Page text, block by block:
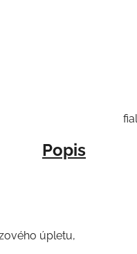
Popis
úpletu,